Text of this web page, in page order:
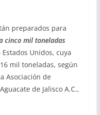
preparados para
cinco mil toneladas
Unidos, cuya
mil toneladas, según
Asociación de
de Jalisco A.C.,